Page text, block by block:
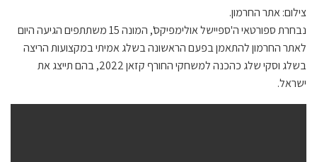
צילום: אתר החרמון.
נבחרת ספורטאי ה'ספיישל אולימפיקס', המונה 15 משתתפים הגיעה היום
לאתר החרמון להתאמן בפעם הראשונה בשלג אמיתי במקצועות הריצה
בשלג וסקי שלג כהכנה למשחקי החורף קזאן 2022, בהם תייצג את
ישראל.